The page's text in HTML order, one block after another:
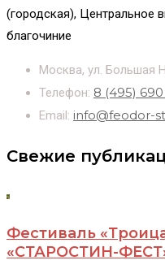
(городская), Центральное
благочиние
Москва, ул. Большая
Телефон: 8 (495)
Email: info@feodor-
Свежие
Фестиваль
«СТАРОСТИН-